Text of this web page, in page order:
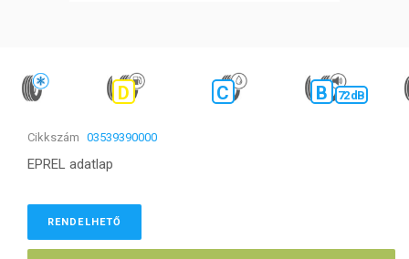
D C B 72 dB
Cikkszám 03539390000
EPREL adatlap
RENDELHETŐ